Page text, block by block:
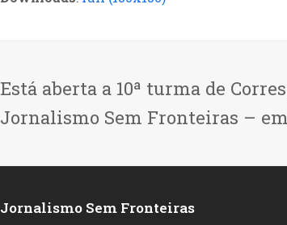
Está aberta a 10ª turma de
Jornalismo Sem Fronteiras –
Jornalismo Sem Fronteiras